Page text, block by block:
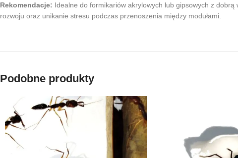
Rekomendacje: Idealne do formikariów akrylowych lub gipsowych z
rozwoju oraz unikanie stresu podczas przenoszenia między modułami.
Podobne produkty